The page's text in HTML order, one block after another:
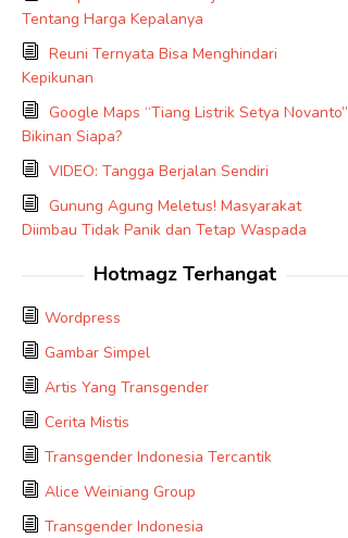
Tentang Harga Kepalanya
Reuni Ternyata Bisa Menghindari
Kepikunan
Google Maps “Tiang Listrik Setya Novanto”
Bikinan Siapa?
VIDEO: Tangga Berjalan Sendiri
Gunung Agung Meletus! Masyarakat
Diimbau Tidak Panik dan Tetap Waspada
Hotmagz Terhangat
Wordpress
Gambar Simpel
Artis Yang Transgender
Cerita Mistis
Transgender Indonesia Tercantik
Alice Weiniang Group
Transgender Indonesia